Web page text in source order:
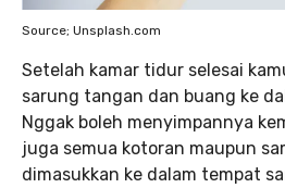
Source; Unsplash.com
Setelah kamar tidur selesai
sarung tangan dan buang ke
Nggak boleh menyimpannya
juga semua kotoran maupun
dimasukkan ke dalam tempat